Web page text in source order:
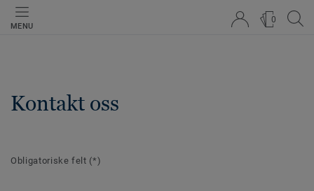
MENU
0
Kontakt oss
Obligatoriske felt (*)